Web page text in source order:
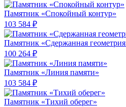
Памятник «Спокойный контур»
103 584 ₽
Памятник «Сдержанная
100 264 ₽
Памятник «Линия памяти»
103 584 ₽
Памятник «Тихий оберег»